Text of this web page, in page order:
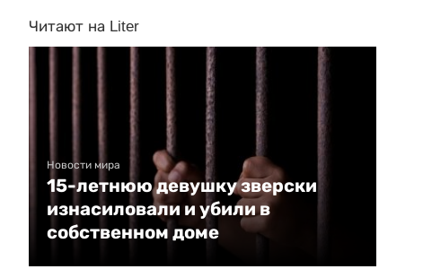
Читают на Liter
Новости мира
15-летнюю девушку зверски
изнасиловали и убили в
собственном доме